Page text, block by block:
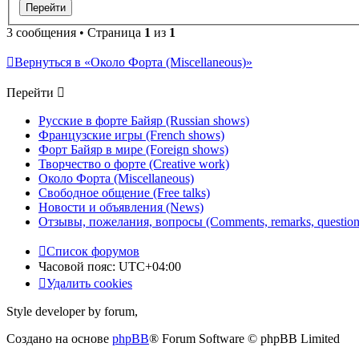
3 сообщения • Страница 1 из 1
Вернуться в «Около Форта (Miscellaneous)»
Перейти
Русские в форте Байяр (Russian shows)
Французские игры (French shows)
Форт Байяр в мире (Foreign shows)
Творчество о форте (Creative work)
Около Форта (Miscellaneous)
Свободное общение (Free talks)
Новости и объявления (News)
Отзывы, пожелания, вопросы (Comments, remarks,
Список форумов
Часовой пояс: UTC+04:00
Удалить cookies
Style developer by forum,
Создано на основе phpBB® Forum Software © phpBB Limited